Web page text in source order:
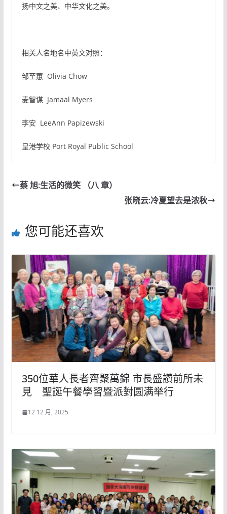
扬中文之美、中华文化之美。
相关人名地名中英文对照：
邹至蕙 Olivia Chow
麦智谋 Jamaal Myers
李安 LeeAnn Papizewski
皇港学校 Port Royal Public School
蔡 旭:生活的微笑 （八 章）
张晓云:冷夏望去是浓秋
您可能还喜欢
350位華人長者齊聚萬錦 市長盛讚前所未
見 聖誕午餐學習暨派對圆满举行
12 12 月, 2025